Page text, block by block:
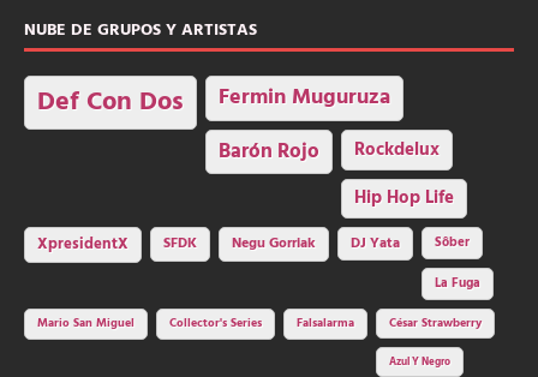
NUBE DE GRUPOS Y ARTISTAS
Def Con Dos Fermin Muguruza
Barón Rojo Rockdelux
Hip Hop Life
XpresidentX SFDK Negu Gorriak DJ Yata
Sôber
La Fuga
Mario San Miguel
Collector's Series Falsalarma César Strawberry
Azul Y Negro